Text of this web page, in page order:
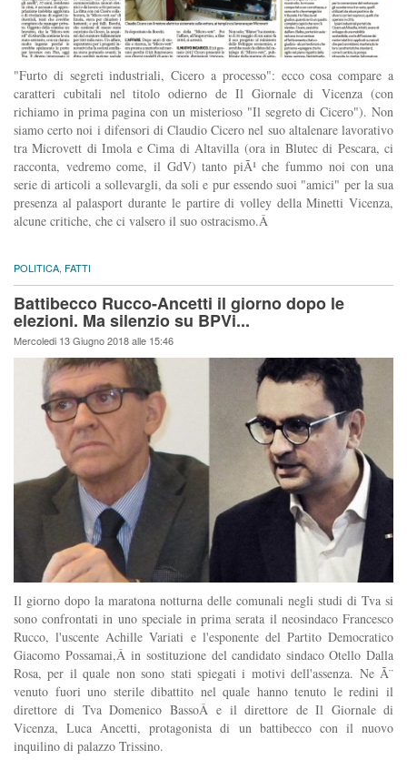
"Furto di segreti industriali, Cicero a processo": ecco cosa compare a
caratteri cubitali nel titolo odierno de Il Giornale di Vicenza (con
richiamo in prima pagina con un misterioso "Il segreto di Cicero"). Non
siamo certo noi i difensori di Claudio Cicero nel suo altalenare lavorativo
tra Microvett di Imola e Cima di Altavilla (ora in Blutec di Pescara, ci
racconta, vedremo come, il GdV) tanto piÃ¹ che fummo noi con una
serie di articoli a sollevargli, da soli e pur essendo suoi "amici" per la sua
presenza al palasport durante le partire di volley della Minetti Vicenza,
alcune critiche, che ci valsero il suo ostracismo.Â
POLITICA, FATTI
Battibecco Rucco-Ancetti il giorno dopo le
elezioni. Ma silenzio su BPVi...
Mercoledi 13 Giugno 2018 alle 15:46
Il giorno dopo la maratona notturna delle comunali negli studi di Tva si
sono confrontati in uno speciale in prima serata il neosindaco Francesco
Rucco, l'uscente Achille Variati e l'esponente del Partito Democratico
Giacomo Possamai,Â in sostituzione del candidato sindaco Otello Dalla
Rosa, per il quale non sono stati spiegati i motivi dell'assenza. Ne Ã¨
venuto fuori uno sterile dibattito nel quale hanno tenuto le redini il
direttore di Tva Domenico BassoÂ e il direttore de Il Giornale di
Vicenza, Luca Ancetti, protagonista di un battibecco con il nuovo
inquilino di palazzo Trissino.